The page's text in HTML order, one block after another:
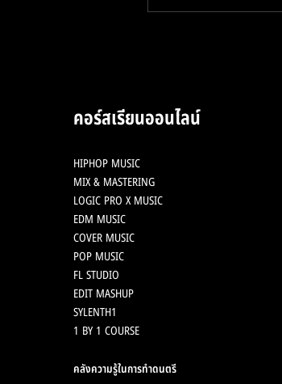
คอร์สเรียนออนไลน์
HIPHOP MUSIC
MIX & MASTERING
LOGIC PRO X MUSIC
EDM MUSIC
COVER MUSIC
POP MUSIC
FL STUDIO
EDIT MASHUP
SYLENTH1
1 BY 1 COURSE
คลังความรู้ในการทำดนตรี